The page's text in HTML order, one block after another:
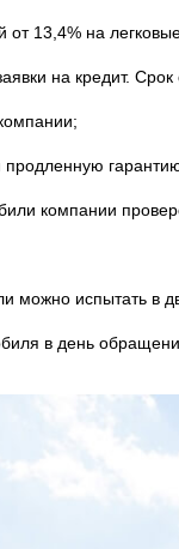
от 13,4% на
на кредит.
продленную
компании
можно испытать в
в день